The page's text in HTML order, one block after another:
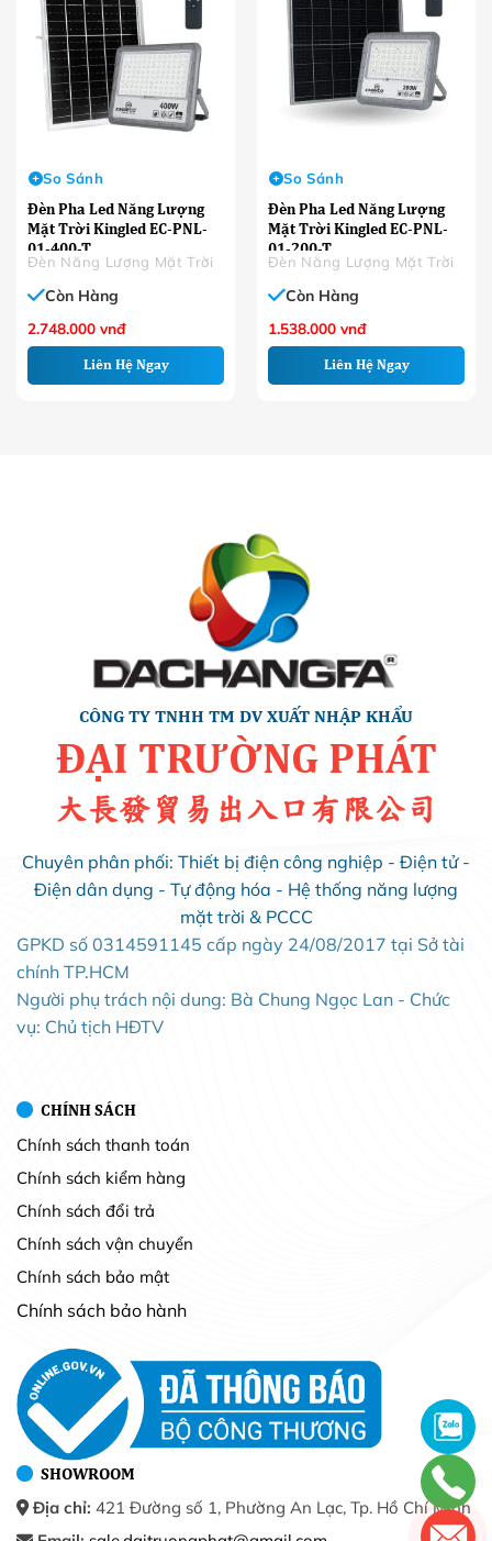
Đèn Năng Lượng Mặt Trời
Đèn Pha Led Năng Lượng
Mặt Trời Kingled EC-PNL-
01-400-T
So Sánh
Còn Hàng
2.748.000 vnđ
Liên Hệ Ngay
Đèn Năng Lượng Mặt Trời
Đèn Pha Led Năng Lượng
Mặt Trời Kingled EC-PNL-
01-200-T
So Sánh
Còn Hàng
1.538.000 vnđ
Liên Hệ Ngay
CÔNG TY TNHH TM DV XUẤT NHẬP KHẨU
ĐẠI TRƯỜNG PHÁT
大長發貿易出入口有限公司
Chuyên phân phối: Thiết bị điện công nghiệp - Điện tử -
Điện dân dụng - Tự động hóa - Hệ thống năng lượng
mặt trời & PCCC
GPKD số 0314591145 cấp ngày 24/08/2017 tại Sở tài
chính TP.HCM
Người phụ trách nội dung: Bà Chung Ngọc Lan - Chức
vụ: Chủ tịch HĐTV
CHÍNH SÁCH
Chính sách thanh toán
Chính sách kiểm hàng
Chính sách đổi trả
Chính sách vận chuyển
Chính sách bảo mật
Chính sách bảo hành
SHOWROOM
Địa chỉ: 421 Đường số 1, Phường An Lạc, Tp. Hồ Chí Minh